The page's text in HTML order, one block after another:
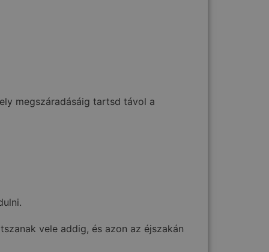
megszáradásáig tartsd távol a
vele addig, és azon az éjszakán